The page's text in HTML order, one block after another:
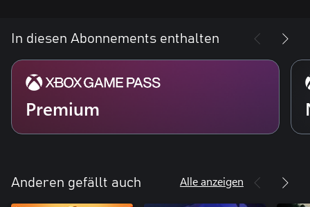
In diesen Abonnements enthalten
Premium
Anderen gefällt auch Alle anzeigen